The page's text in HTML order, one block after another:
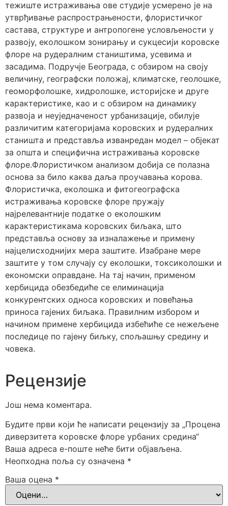
тежиште истраживања ове студије усмерено је на
утврђивање распрострањености, флористичког
састава, структуре и антропогене условљености у
развоју, еколошком зонирању и сукцесији коровске
флоре на рудералним стаништима, усевима и
засадима. Подручје Београда, с обзиром на своју
величину, географски положај, климатске, геолошке,
геоморфолошке, хидролошке, историјске и друге
карактеристике, као и с обзиром на динамику
развоја и неуједначеност урбанизације, обилује
различитим категоријама коровских и рудералних
станишта и представља изванредан модел – објекат
за општа и специфична истраживања коровске
флоре.Флористичком анализом добија се полазна
основа за било каква даља проучавања корова.
Флористичка, еколошка и фитогеографска
истраживања коровске флоре пружају
најрелевантније податке о еколошким
карактеристикама коровских биљака, што
представља основу за изналажење и примену
најцелисходнијих мера заштите. Изабране мере
заштите у том случају су еколошки, токсиколошки и
економски оправдане. На тај начин, применом
хербицида обезбедиће се елиминација
конкурентских односа коровских и повећања
приноса гајених биљака. Правилним избором и
начином примене хербицида избећиће се нежељене
последице по гајену биљку, спољашњу средину и
човека.
Рецензије
Још нема коментара.
Будите први који ће написати рецензију за „Процена
диверзитета коровске флоре урбаних средина“
Ваша адреса е-поште неће бити објављена.
Неопходна поља су означена *
Ваша оцена *